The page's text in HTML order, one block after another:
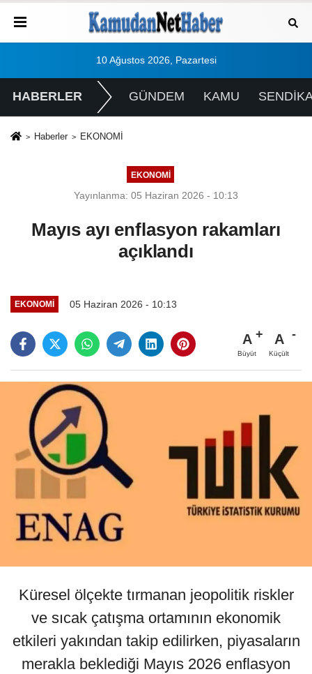
10 Ağustos 2026, Pazartesi
HABERLER GÜNDEM KAMU
Haberler EKONOMİ
EKONOMİ
Yayınlanma: 05 Haziran 2026 - 10:13
Mayıs ayı enflasyon rakamları
açıklandı
EKONOMİ 05 Haziran 2026 - 10:13
A
Büyüt
A
Küçült
Küresel ölçekte tırmanan jeopolitik riskler
ve sıcak çatışma ortamının ekonomik
etkileri yakından takip edilirken, piyasaların
merakla beklediği Mayıs 2026 enflasyon